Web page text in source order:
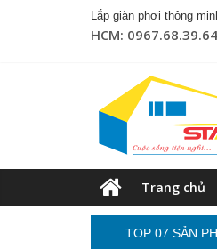
Lắp giàn phơi thông
HCM:
Trang chủ
TOP 07 SẢN